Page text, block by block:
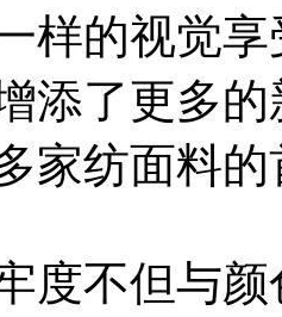
样的视觉
添了更多
家纺面料的
度不但与